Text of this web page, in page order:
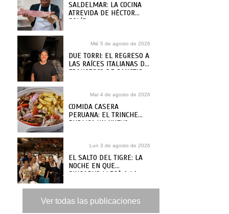
SALDELMAR: LA COCINA
ATREVIDA DE HÉCTOR
SOLÍS
Mié 5 de agosto de 2026
DUE TORRI: EL REGRESO A
LAS RAÍCES ITALIANAS DE
FRANCESCO DE SANCTIS
Mar 4 de agosto de 2026
COMIDA CASERA
PERUANA: EL TRINCHE
PUBLICA UN NUEVO
Lun 3 de agosto de 2026
EL SALTO DEL TIGRE: LA
NOCHE EN QUE
SINGAPUR LLEGÓ A LA
Ver todas las publicaciones